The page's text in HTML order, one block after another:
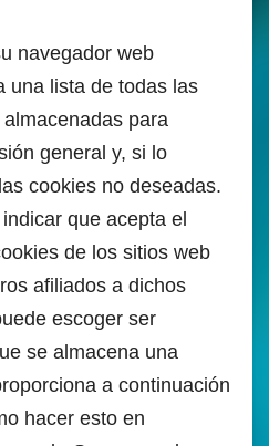
navegador web
una lista de todas las
para
general y, si lo
cookies no deseadas.
que acepta el
de los sitios web
afiliados a dichos
escoger ser
se almacena una
a continuación
hacer esto en